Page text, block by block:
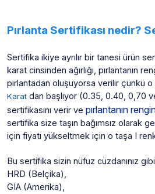
Pırlanta Sertifikası nedir?
Sertifika ikiye ayrılır bir tanesi ürün
karat cinsinden ağırlığı, pırlantanın
pırlantadan oluşuyorsa verilir çünkü
Karat dan başlıyor (0.35, 0.40, 0,70
sertifikasını verir ve pırlantanın
sertifika size taşın bağımsız olarak
için fiyatı yükseltmek için o taşa I
Bu sertifika sizin nüfuz cüzdanınız
HRD (Belçika),
GIA (Amerika),